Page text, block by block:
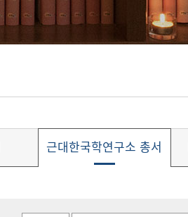
근대한국학연구소 총서